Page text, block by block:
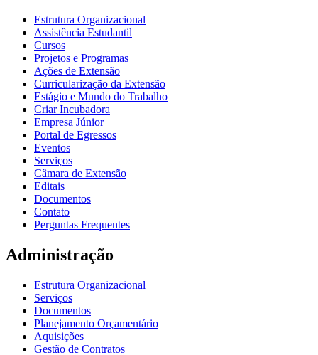
Estrutura Organizacional
Assistência Estudantil
Cursos
Projetos e Programas
Ações de Extensão
Curricularização da Extensão
Estágio e Mundo do Trabalho
Criar Incubadora
Empresa Júnior
Portal de Egressos
Eventos
Serviços
Câmara de Extensão
Editais
Documentos
Contato
Perguntas Frequentes
Administração
Estrutura Organizacional
Serviços
Documentos
Planejamento Orçamentário
Aquisições
Gestão de Contratos